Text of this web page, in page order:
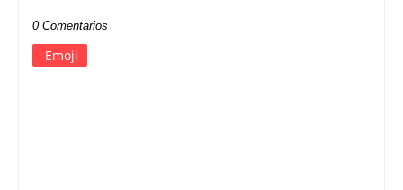
0 Comentarios
Emoji